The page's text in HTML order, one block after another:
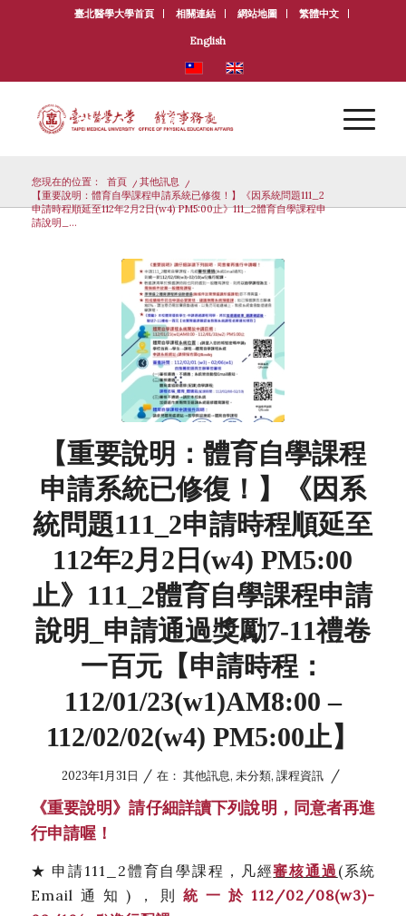
臺北醫學大學首頁 相關連結 網站地圖 繁體中文
English
您現在的位置： 首頁 / 其他訊息
/
【重要說明：體育自學課程申請系統已修復！】《因系統問題111_2
申請時程順延至112年2月2日(w4) PM5:00止》111_2體育自學課程申
請說明_...
【重要說明：體育自學課程
申請系統已修復！】《因系
統問題111_2申請時程順延至
112年2月2日(w4) PM5:00
止》111_2體育自學課程申請
說明_申請通過獎勵7-11禮卷
一百元【申請時程：
112/01/23(w1)AM8:00 –
112/02/02(w4) PM5:00止】
2023年1月31日 / 在： 其他訊息, 未分類, 課程資訊 /
《重要說明》請仔細詳讀下列說明，同意者再進
行申請喔！
★ 申請111_2體育自學課程，凡經審核通過 (系統
Email通知)，則統一於112/02/08(w3)-